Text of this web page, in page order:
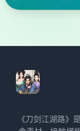
《刀剑江湖路》